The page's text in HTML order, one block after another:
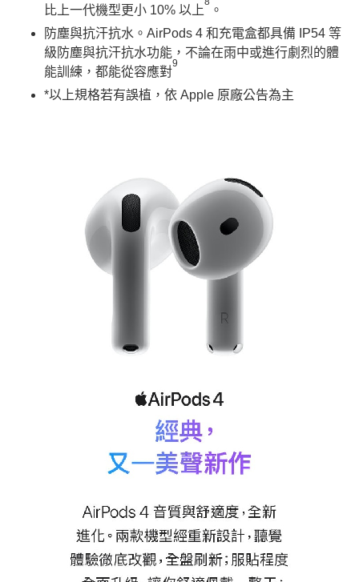
比上一代機型更小 10% 以上
。
防塵與抗汗抗水。AirPods 4 和充電盒都具備 IP54 等
級防塵與抗汗抗水功能，不論在雨中或進行劇烈的體
能訓練，都能從容應對
9
*以上規格若有誤植，依 Apple 原廠公告為主